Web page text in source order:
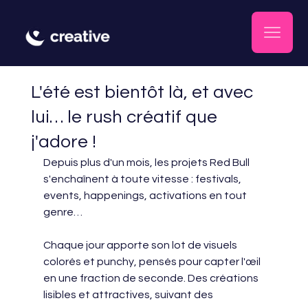
L'été est bientôt là, et avec
lui… le rush créatif que
j'adore !
Depuis plus d'un mois, les projets Red Bull
s'enchaînent à toute vitesse : festivals,
events, happenings, activations en tout
genre…
Chaque jour apporte son lot de visuels
colorés et punchy, pensés pour capter l'œil
en une fraction de seconde. Des créations
lisibles et attractives, suivant des